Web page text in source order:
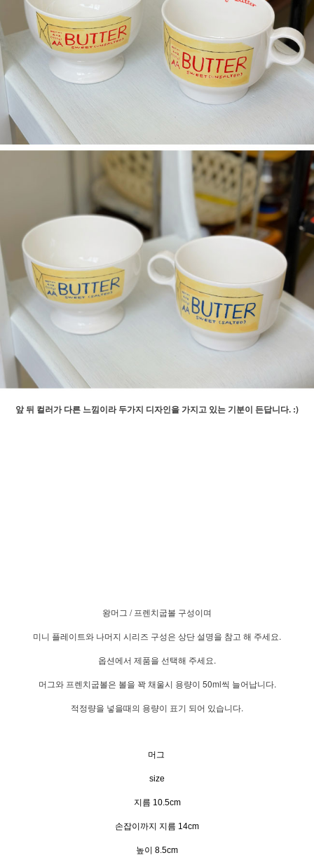
앞 뒤 컬러가 다른 느낌이라 두가지 디자인을 가지고 있는 기분이 든답니다. :)
왕머그 / 프렌치굽볼 구성이며
미니 플레이트와 나머지 시리즈 구성은 상단 설명을 참고 해 주세요.
옵션에서 제품을 선택해 주세요.
머그와 프렌치굽볼은 볼을 꽉 채울시 용량이 50ml씩 늘어납니다.
적정량을 넣을때의 용량이 표기 되어 있습니다.
머그
size
지름 10.5cm
손잡이까지 지름 14cm
높이 8.5cm